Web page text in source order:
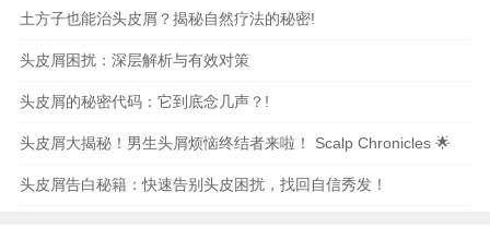
土方子也能治头皮屑？揭秘自然疗法的秘密!
头皮屑困扰：深层解析与有效对策
头皮屑的秘密代码：它到底念几声？!
头皮屑大揭秘！男生头屑烦恼终结者来啦！ Scalp Chronicles 🌟
头皮屑告白秘籍：快速告别头皮困扰，找回自信秀发！